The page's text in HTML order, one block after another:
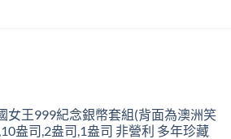
女王999紀念銀幣套組(背面為澳洲笑
盎司,2盎司,1盎司 非營利 多年珍藏